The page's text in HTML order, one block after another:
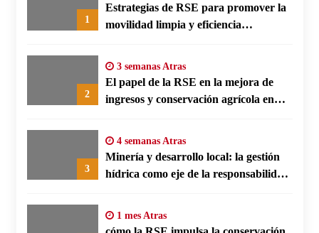
1
Estrategias de RSE para promover la
movilidad limpia y eficiencia
2
3 semanas Atras
El papel de la RSE en la mejora de
ingresos y conservación agrícola en
3
4 semanas Atras
Minería y desarrollo local: la gestión
hídrica como eje de la responsabilidad
1 mes Atras